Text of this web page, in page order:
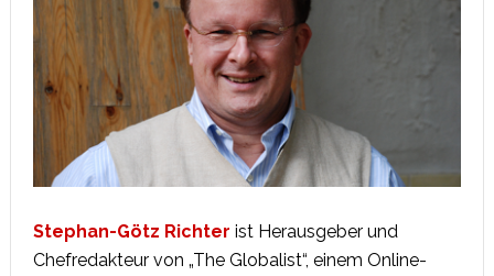
Stephan-Götz Richter ist Herausgeber und
Chefredakteur von „The Globalist“, einem Online-